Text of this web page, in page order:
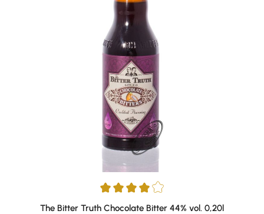
Durchschnittliche Bewertung von 4 von 5 Sternen
The Bitter Truth Chocolate Bitter 44% vol. 0,20l